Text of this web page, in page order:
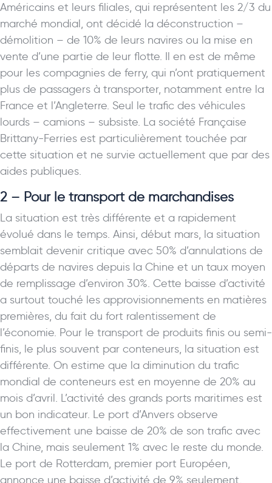
Américains et leurs filiales, qui représentent les 2/3 du
marché mondial, ont décidé la déconstruction –
démolition – de 10% de leurs navires ou la mise en
vente d’une partie de leur flotte. Il en est de même
pour les compagnies de ferry, qui n’ont pratiquement
plus de passagers à transporter, notamment entre la
France et l’Angleterre. Seul le trafic des véhicules
lourds – camions – subsiste. La société Française
Brittany-Ferries est particulièrement touchée par
cette situation et ne survie actuellement que par des
aides publiques.
2 – Pour le transport de marchandises
La situation est très différente et a rapidement
évolué dans le temps. Ainsi, début mars, la situation
semblait devenir critique avec 50% d’annulations de
départs de navires depuis la Chine et un taux moyen
de remplissage d’environ 30%. Cette baisse d’activité
a surtout touché les approvisionnements en matières
premières, du fait du fort ralentissement de
l’économie. Pour le transport de produits finis ou semi-
finis, le plus souvent par conteneurs, la situation est
différente. On estime que la diminution du trafic
mondial de conteneurs est en moyenne de 20% au
mois d’avril. L’activité des grands ports maritimes est
un bon indicateur. Le port d’Anvers observe
effectivement une baisse de 20% de son trafic avec
la Chine, mais seulement 1% avec le reste du monde.
Le port de Rotterdam, premier port Européen,
annonce une baisse d’activité de 9% seulement,